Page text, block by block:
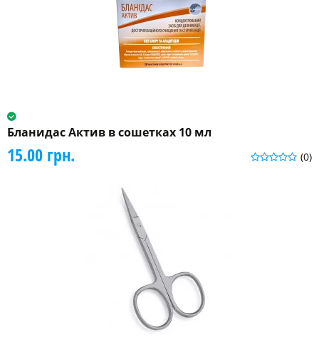
Бланидас Актив в сошетках 10 мл
(0)
15.00 грн.